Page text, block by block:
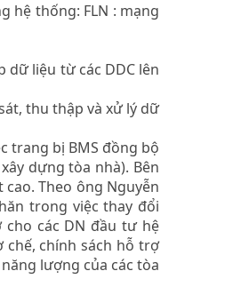
hệ thống: FLN : mạng
dữ liệu từ các DDC lên
thu thập và xử lý dữ
trang bị BMS đồng bộ
dựng tòa nhà). Bên
Theo ông Nguyễn
trong việc thay đổi
các DN đầu tư hệ
chế, chính sách hỗ trợ
lượng của các tòa